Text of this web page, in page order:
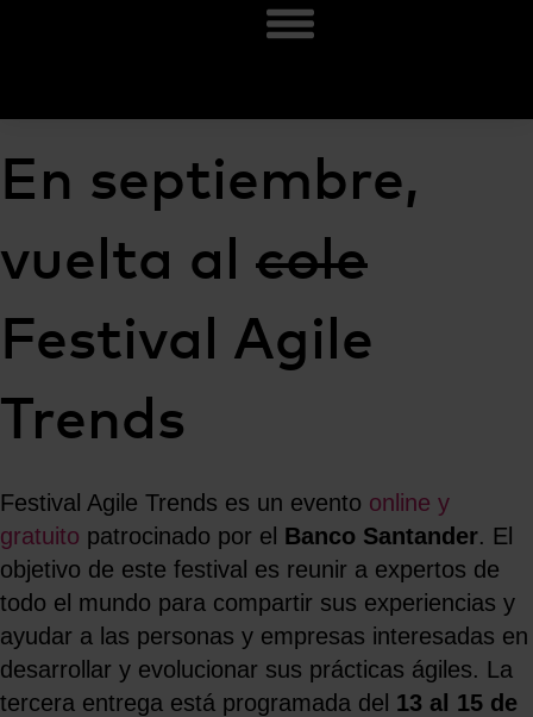
En septiembre,
vuelta al cole
Festival Agile
Trends
Festival Agile Trends es un evento online y
gratuito patrocinado por el Banco Santander. El
objetivo de este festival es reunir a expertos de
todo el mundo para compartir sus experiencias y
ayudar a las personas y empresas interesadas en
desarrollar y evolucionar sus prácticas ágiles. La
tercera entrega está programada del 13 al 15 de